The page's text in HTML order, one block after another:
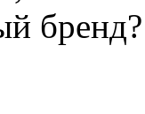
бренд?